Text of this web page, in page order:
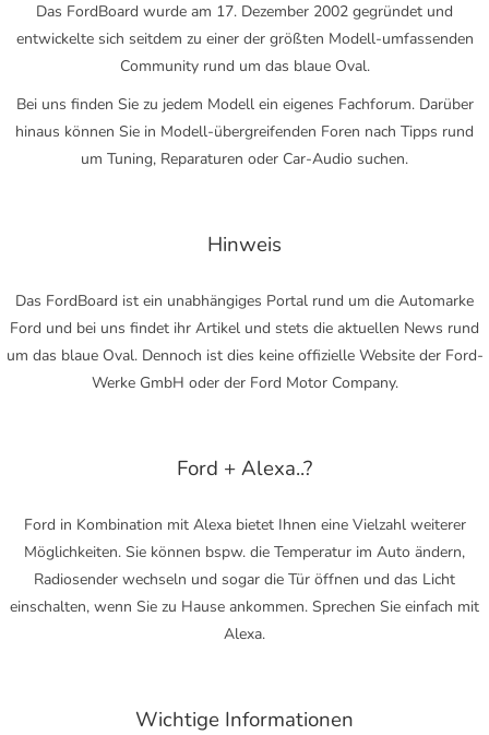
Das FordBoard wurde am 17. Dezember 2002 gegründet und
entwickelte sich seitdem zu einer der größten Modell-umfassenden
Community rund um das blaue Oval.
Bei uns finden Sie zu jedem Modell ein eigenes Fachforum. Darüber
hinaus können Sie in Modell-übergreifenden Foren nach Tipps rund
um Tuning, Reparaturen oder Car-Audio suchen.
Hinweis
Das FordBoard ist ein unabhängiges Portal rund um die Automarke
Ford und bei uns findet ihr Artikel und stets die aktuellen News rund
um das blaue Oval. Dennoch ist dies keine offizielle Website der Ford-
Werke GmbH oder der Ford Motor Company.
Ford + Alexa..?
Ford in Kombination mit Alexa bietet Ihnen eine Vielzahl weiterer
Möglichkeiten. Sie können bspw. die Temperatur im Auto ändern,
Radiosender wechseln und sogar die Tür öffnen und das Licht
einschalten, wenn Sie zu Hause ankommen. Sprechen Sie einfach mit
Alexa.
Wichtige Informationen